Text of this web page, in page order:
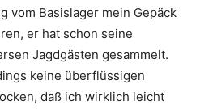
vom Basislager mein Gepäck
er hat schon seine
Jagdgästen gesammelt.
keine überflüssigen
daß ich wirklich leicht